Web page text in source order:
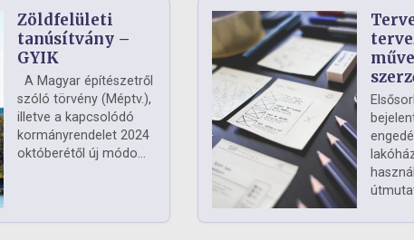
Zöldfelületi
tanúsítvány –
GYIK
A Magyar építészetről
szóló törvény (Méptv.),
illetve a kapcsolódó
kormányrendelet 2024
októberétől új módo...